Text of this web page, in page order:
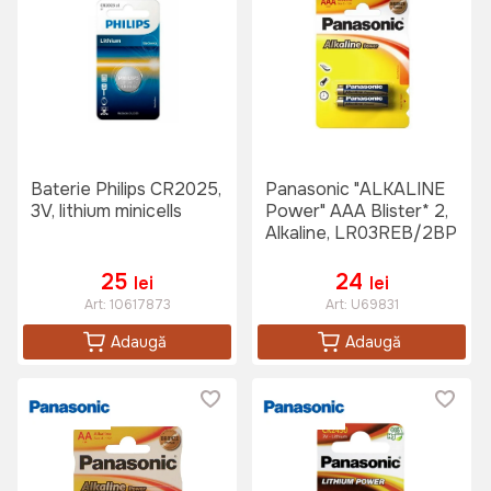
Baterie Philips CR2025,
3V, lithium minicells
25 lei
Art: 10617873
Adaugă
Panasonic "ALKALINE
Power" AAA Blister* 2,
Alkaline, LR03REB/2BP
24 lei
Art: U69831
Adaugă